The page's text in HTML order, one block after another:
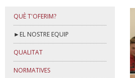
QUÈ T'OFERIM?
►EL NOSTRE EQUIP
QUALITAT
NORMATIVES